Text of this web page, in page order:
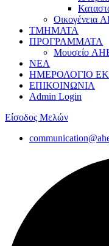
Οικογένεια
ΤΜΗΜΑΤΑ
ΠΡΟΓΡΑΜΜΑΤΑ
Μουσείο
ΝΕΑ
ΗΜΕΡΟΛΟΓΙΟ
ΕΠΙΚΟΙΝΩΝΙΑ
Admin Login
Είσοδος Μελών